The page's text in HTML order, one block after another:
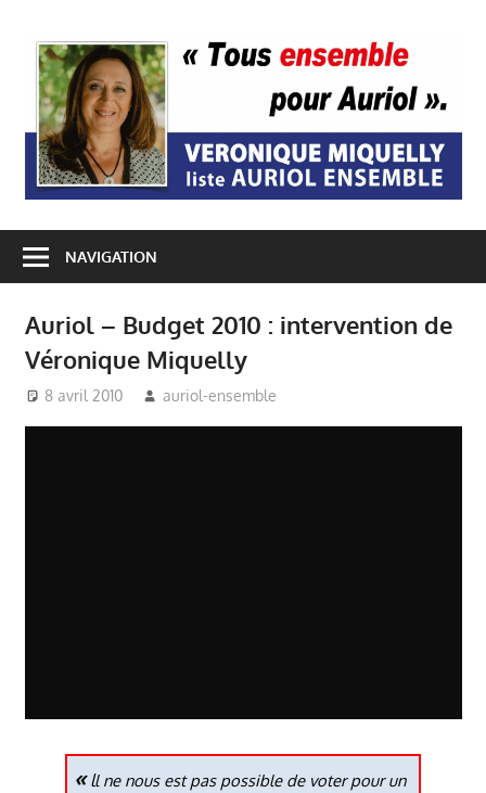
contenu
NAVIGATION
Auriol – Budget 2010 : intervention de
Véronique Miquelly
8 avril 2010 auriol-ensemble
«ll ne nous est pas possible de voter pour un